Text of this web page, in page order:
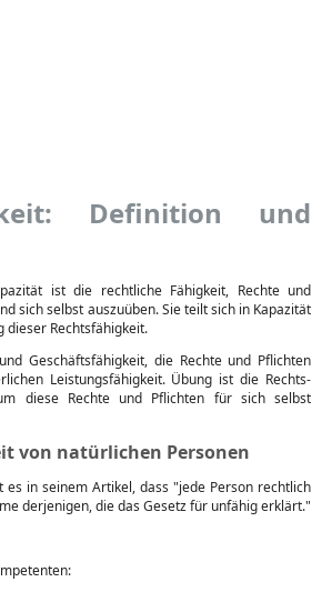
Definition und
ist die rechtliche Fähigkeit, Rechte und
sich selbst auszuüben. Sie teilt sich in Kapazität
dieser Rechtsfähigkeit.
Geschäftsfähigkeit, die Rechte und Pflichten
Leistungsfähigkeit. Übung ist die Rechts-
diese Rechte und Pflichten für sich selbst
von natürlichen Personen
es in seinem Artikel, dass "jede Person rechtlich
derjenigen, die das Gesetz für unfähig erklärt."